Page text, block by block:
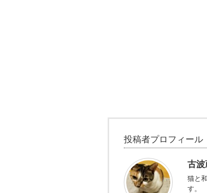
投稿者プロフィール
古波
猫と
す。